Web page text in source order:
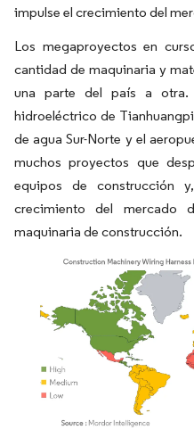
impulse el crecimiento del
Los megaproyectos en
cantidad de maquinaria y
una parte del país a otra.
hidroeléctrico de
de agua Sur-Norte y el
muchos proyectos que
equipos de construcción
crecimiento del mercado
maquinaria de construcción.